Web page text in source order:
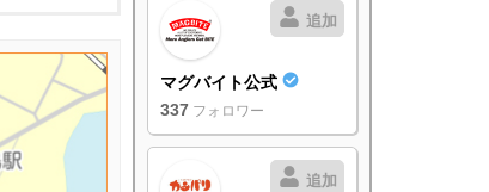
追加
マグバイト公式
337 フォロワー
追加